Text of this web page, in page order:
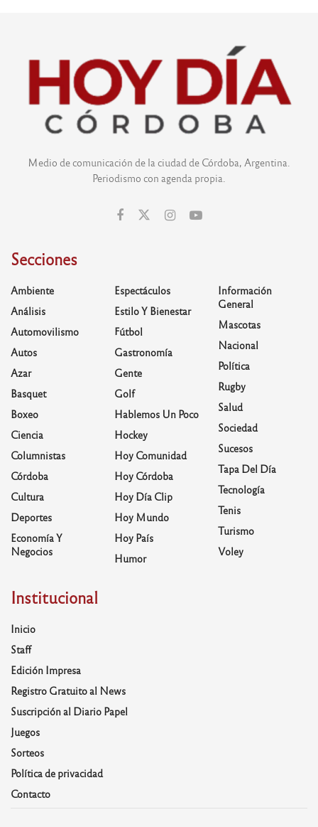
Medio de comunicación de la ciudad de Córdoba, Argentina.
Periodismo con agenda propia.
Secciones
Ambiente
Análisis
Automovilismo
Autos
Azar
Basquet
Boxeo
Ciencia
Columnistas
Córdoba
Cultura
Deportes
Economía Y
Negocios
Espectáculos
Estilo Y Bienestar
Fútbol
Gastronomía
Gente
Golf
Hablemos Un Poco
Hockey
Hoy Comunidad
Hoy Córdoba
Hoy Día Clip
Hoy Mundo
Hoy País
Humor
Información
General
Mascotas
Nacional
Política
Rugby
Salud
Sociedad
Sucesos
Tapa Del Día
Tecnología
Tenis
Turismo
Voley
Institucional
Inicio
Staff
Edición Impresa
Registro Gratuito al News
Suscripción al Diario Papel
Juegos
Sorteos
Política de privacidad
Contacto